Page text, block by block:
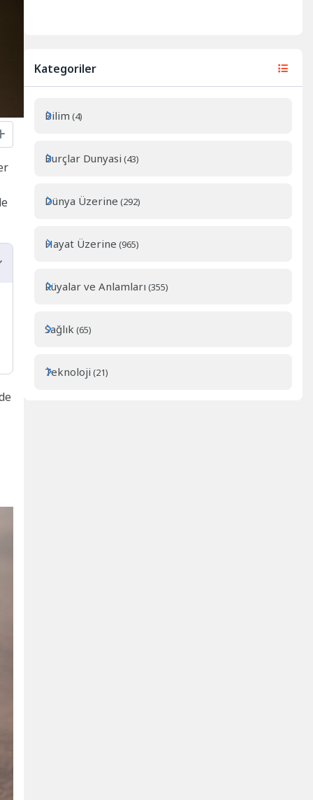
Kategoriler
Bilim (4)
Burçlar Dunyasi (43)
Dünya Üzerine (292)
Hayat Üzerine (965)
Rüyalar ve Anlamları (355)
Sağlık (65)
Teknoloji (21)